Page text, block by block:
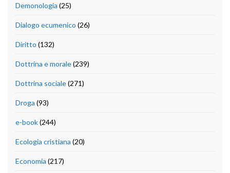
Demonologia (25)
Dialogo ecumenico (26)
Diritto (132)
Dottrina e morale(239)
Dottrina sociale(271)
Droga (93)
e-book(244)
Ecologia cristiana (20)
Economia (217)